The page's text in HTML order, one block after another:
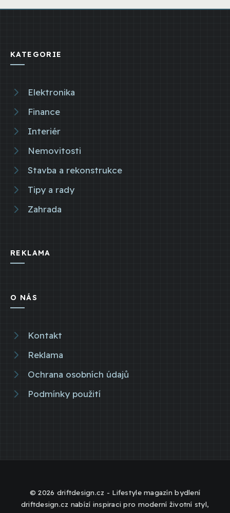
KATEGORIE
Elektronika
Finance
Interiér
Nemovitosti
Stavba a rekonstrukce
Tipy a rady
Zahrada
REKLAMA
O NÁS
Kontakt
Reklama
Ochrana osobních údajů
Podmínky použití
© 2026 driftdesign.cz - Lifestyle magazín bydlení
driftdesign.cz nabízí inspiraci pro moderní životní styl,